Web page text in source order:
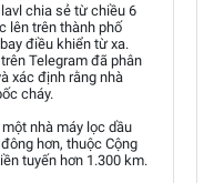
chia sẻ từ chiều 6
lên trên thành phố
điều khiển từ xa.
Telegram đã phân
xác định rằng nhà
cháy.
nhà máy lọc dầu
hơn, thuộc Cộng
tuyến hơn 1.300 km.